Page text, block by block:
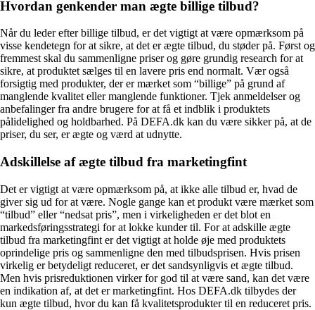
Hvordan genkender man ægte billige tilbud?
Når du leder efter billige tilbud, er det vigtigt at være opmærksom på
visse kendetegn for at sikre, at det er ægte tilbud, du støder på. Først og
fremmest skal du sammenligne priser og gøre grundig research for at
sikre, at produktet sælges til en lavere pris end normalt. Vær også
forsigtig med produkter, der er mærket som “billige” på grund af
manglende kvalitet eller manglende funktioner. Tjek anmeldelser og
anbefalinger fra andre brugere for at få et indblik i produktets
pålidelighed og holdbarhed. På DEFA.dk kan du være sikker på, at de
priser, du ser, er ægte og værd at udnytte.
Adskillelse af ægte tilbud fra marketingfint
Det er vigtigt at være opmærksom på, at ikke alle tilbud er, hvad de
giver sig ud for at være. Nogle gange kan et produkt være mærket som
“tilbud” eller “nedsat pris”, men i virkeligheden er det blot en
markedsføringsstrategi for at lokke kunder til. For at adskille ægte
tilbud fra marketingfint er det vigtigt at holde øje med produktets
oprindelige pris og sammenligne den med tilbudsprisen. Hvis prisen
virkelig er betydeligt reduceret, er det sandsynligvis et ægte tilbud.
Men hvis prisreduktionen virker for god til at være sand, kan det være
en indikation af, at det er marketingfint. Hos DEFA.dk tilbydes der
kun ægte tilbud, hvor du kan få kvalitetsprodukter til en reduceret pris.